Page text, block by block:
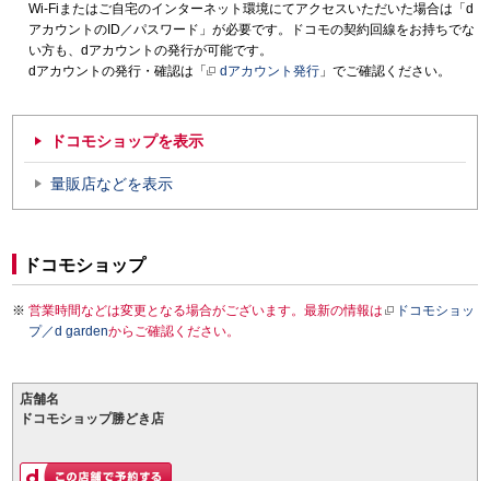
Wi-Fiまたはご自宅のインターネット環境にてアクセスいただいた場合は「d
アカウントのID／パスワード」が必要です。ドコモの契約回線をお持ちでな
い方も、dアカウントの発行が可能です。
dアカウントの発行・確認は「
dアカウント発行 」でご確認ください。
ドコモショップを表示
量販店などを表示
ドコモショップ
営業時間などは変更となる場合がございます。最新の情報は
ドコモショッ
プ／d gardenからご確認ください。
店舗名
ドコモショップ勝どき店